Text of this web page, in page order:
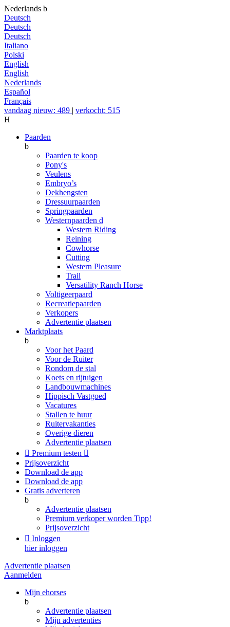
Nederlands b
Deutsch
Deutsch
Deutsch
Italiano
Polski
English
English
Nederlands
Español
Français
vandaag nieuw: 489 | verkocht: 515
H
Paarden
b
Paarden te koop
Pony's
Veulens
Embryo’s
Dekhengsten
Dressuurpaarden
Springpaarden
Westernpaarden d
Western Riding
Reining
Cowhorse
Cutting
Western Pleasure
Trail
Versatility Ranch Horse
Voltigeerpaard
Recreatiepaarden
Verkopers
Advertentie plaatsen
Marktplaats
b
Voor het Paard
Voor de Ruiter
Rondom de stal
Koets en rijtuigen
Landbouwmachines
Hippisch Vastgoed
Vacatures
Stallen te huur
Ruitervakanties
Overige dieren
Advertentie plaatsen
 Premium testen 
Prijsoverzicht
Download de app
Download de app
Gratis adverteren
b
Advertentie plaatsen
Premium verkoper worden Tipp!
Prijsoverzicht
 Inloggen
hier inloggen
Advertentie plaatsen
Aanmelden
Mijn ehorses
b
Advertentie plaatsen
Mijn advertenties